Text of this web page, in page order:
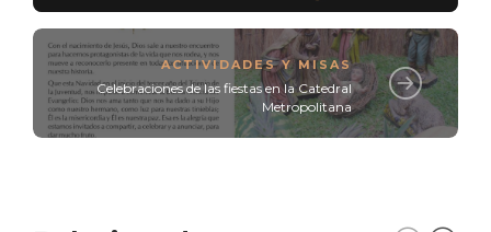
ACTIVIDADES Y MISAS
Celebraciones de las fiestas en la Catedral
Metropolitana